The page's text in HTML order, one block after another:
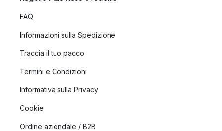
FAQ
Informazioni sulla Spedizione
Traccia il tuo pacco
Termini e Condizioni
Informativa sulla Privacy
Cookie
Ordine aziendale / B2B